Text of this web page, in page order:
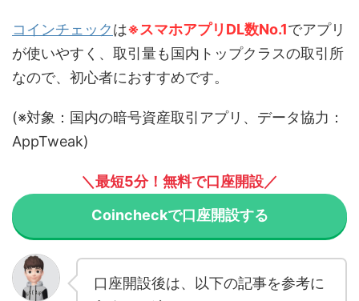
コインチェックは※スマホアプリDL数No.1でアプリ
が使いやすく、取引量も国内トップクラスの取引所
なので、初心者におすすめです。
(※対象：国内の暗号資産取引アプリ、データ協力：
AppTweak)
＼最短5分！無料で口座開設／
Coincheckで口座開設する
口座開設後は、以下の記事を参考に